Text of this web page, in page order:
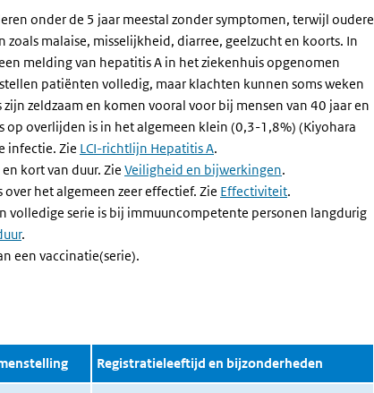
onder de 5 jaar meestal zonder symptomen, terwijl oudere
malaise, misselijkheid, diarree, geelzucht en koorts. In
melding van hepatitis A in het ziekenhuis opgenomen
patiënten volledig, maar klachten kunnen soms weken
zeldzaam en komen vooral voor bij mensen van 40 jaar en
op overlijden is in het algemeen klein (0,3-1,8%) (Kiyohara
infectie. Zie LCI-richtlijn Hepatitis A.
kort van duur. Zie Veiligheid en bijwerkingen.
het algemeen zeer effectief. Zie Effectiviteit.
volledige serie is bij immuuncompetente personen langdurig
.
een vaccinatie(serie).
Registratieleeftijd en bijzonderheden